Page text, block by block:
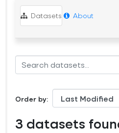
Datasets About
Order by
3 datasets